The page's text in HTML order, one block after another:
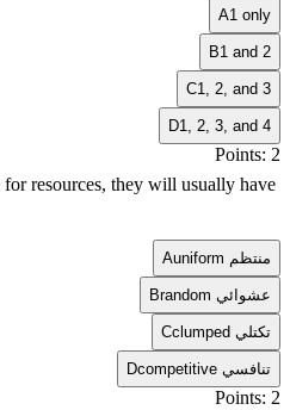
A 1 only
B 1 and 2
C 1, 2, and 3
D 1, 2, 3, and 4
Points: 2
for resources, they will usually have
A uniform منتظم
B random عشوائي
C clumped تكتلي
D competitive تنافسي
Points: 2